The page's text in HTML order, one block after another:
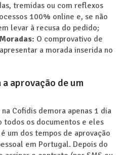
tremidas ou com reflexos
100% online e, se não
levar à recusa do pedido;
O comprovativo de
a morada inserida no
aprovação de um
Cofidis demora apenas 1 dia
os documentos e eles
um dos tempos de aprovação
em Portugal. Depois do